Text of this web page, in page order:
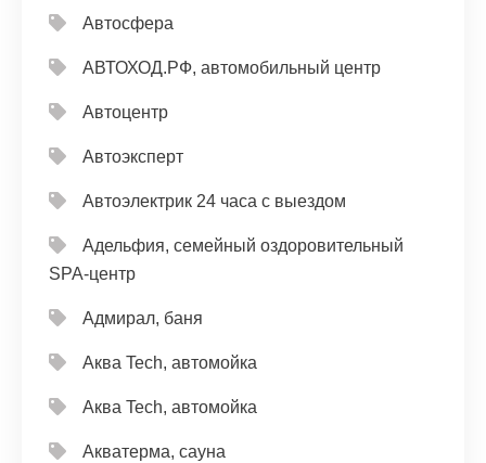
Автосфера
АВТОХОД.РФ, автомобильный центр
Автоцентр
Автоэксперт
Автоэлектрик 24 часа с выездом
Адельфия, семейный оздоровительный
SPA-центр
Адмирал, баня
Аква Tech, автомойка
Аква Tech, автомойка
Акватерма, сауна